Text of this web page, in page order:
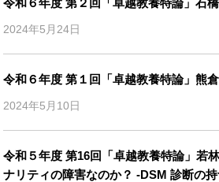
令和６年度 第２回「卓越教養特論」石
2024年5月24日
令和６年度 第１回「卓越教養特論」熊
2024年5月10日
令和５年度 第16回「卓越教養特論」若
ナリティの障害なのか？ -DSM 診断の持